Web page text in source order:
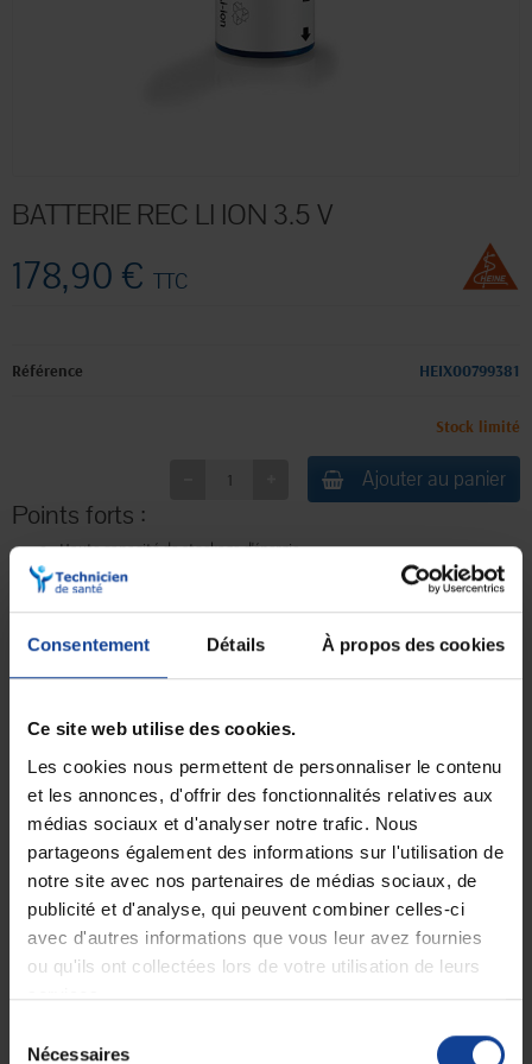
Consentement Détails À propos des cookies
Ce site web utilise des cookies.
Les cookies nous permettent de personnaliser le contenu
et les annonces, d'offrir des fonctionnalités relatives aux
médias sociaux et d'analyser notre trafic. Nous
partageons également des informations sur l'utilisation de
notre site avec nos partenaires de médias sociaux, de
publicité et d'analyse, qui peuvent combiner celles-ci
avec d'autres informations que vous leur avez fournies
ou qu'ils ont collectées lors de votre utilisation de leurs
services.
Nécessaires
BATTERIE REC LI ION 3.5 V
178,90 € TTC
Référence HEIX00799381
Stock limité
Ajouter au panier
Points forts :
Haute capacité de stockage d'énergie
Rechargeable, ce qui permet une utilisation plus durable et
économique
Longue durée de vie, avec un nombre de cycles de charges/décharges
plus élevé
Légère et compacte, ce qui facilite son transport et son utilisation
Compatible avec de nombreux appareils électroniques
Livraison gratuite
En magasin Technicien de santé
En France à domicile à partir de 99€
d'achats
Paiement sécurisé
Paiement en ligne 100% sécurisé par
Expédition Service client
18h